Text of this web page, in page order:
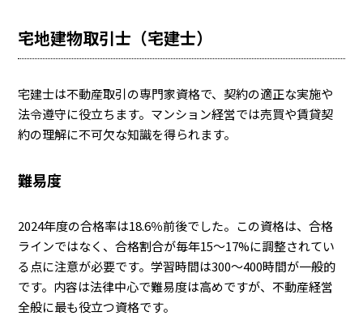
宅地建物取引士（宅建士）
宅建士は不動産取引の専門家資格で、契約の適正な実施や
法令遵守に役立ちます。マンション経営では売買や賃貸契
約の理解に不可欠な知識を得られます。
難易度
2024年度の合格率は18.6％前後でした。この資格は、合格
ラインではなく、合格割合が毎年15～17%に調整されてい
る点に注意が必要です。学習時間は300〜400時間が一般的
です。内容は法律中心で難易度は高めですが、不動産経営
全般に最も役立つ資格です。